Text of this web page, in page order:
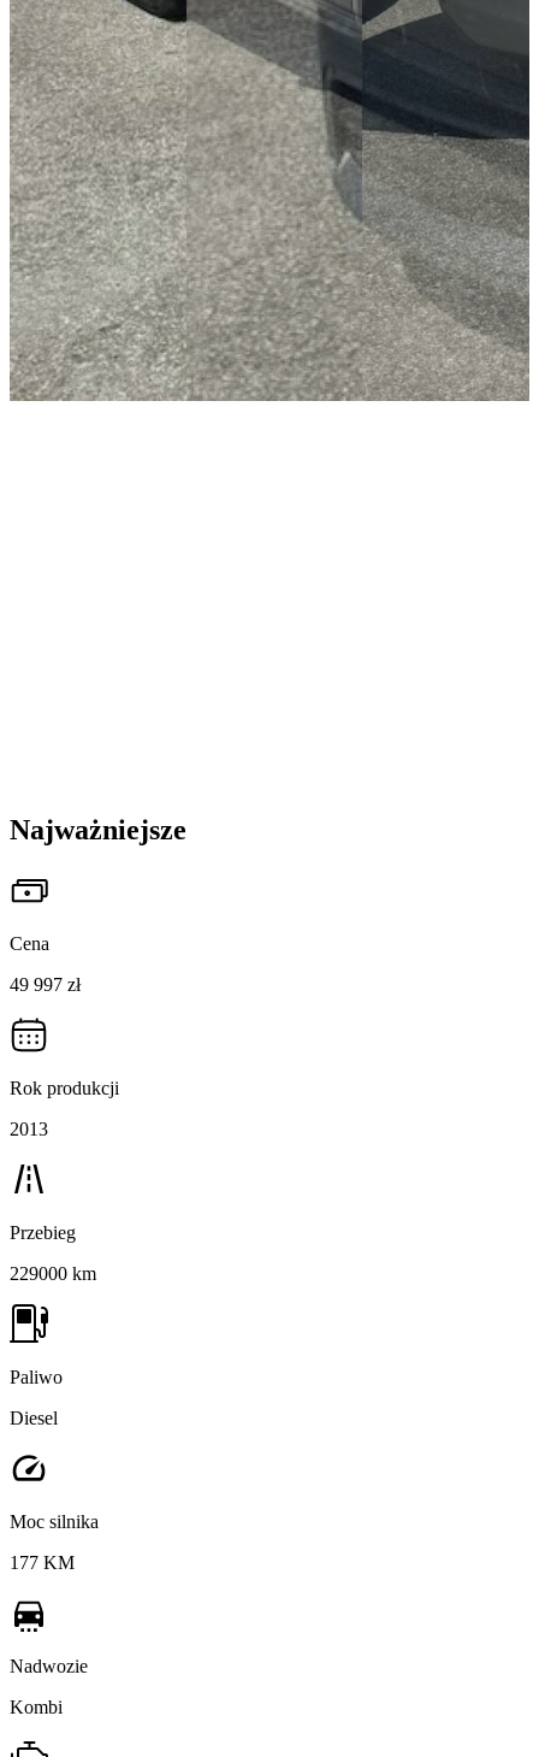
Najważniejsze
Cena
49 997 zł
Rok produkcji
2013
Przebieg
229000 km
Paliwo
Diesel
Moc silnika
177 KM
Nadwozie
Kombi